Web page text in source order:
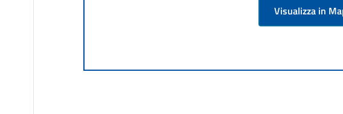
Visualizza in